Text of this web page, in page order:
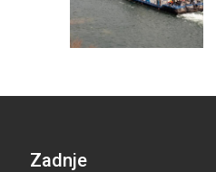
Zadnje